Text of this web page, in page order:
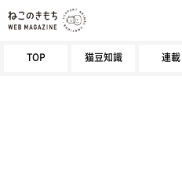
TOP 猫豆知識 連載